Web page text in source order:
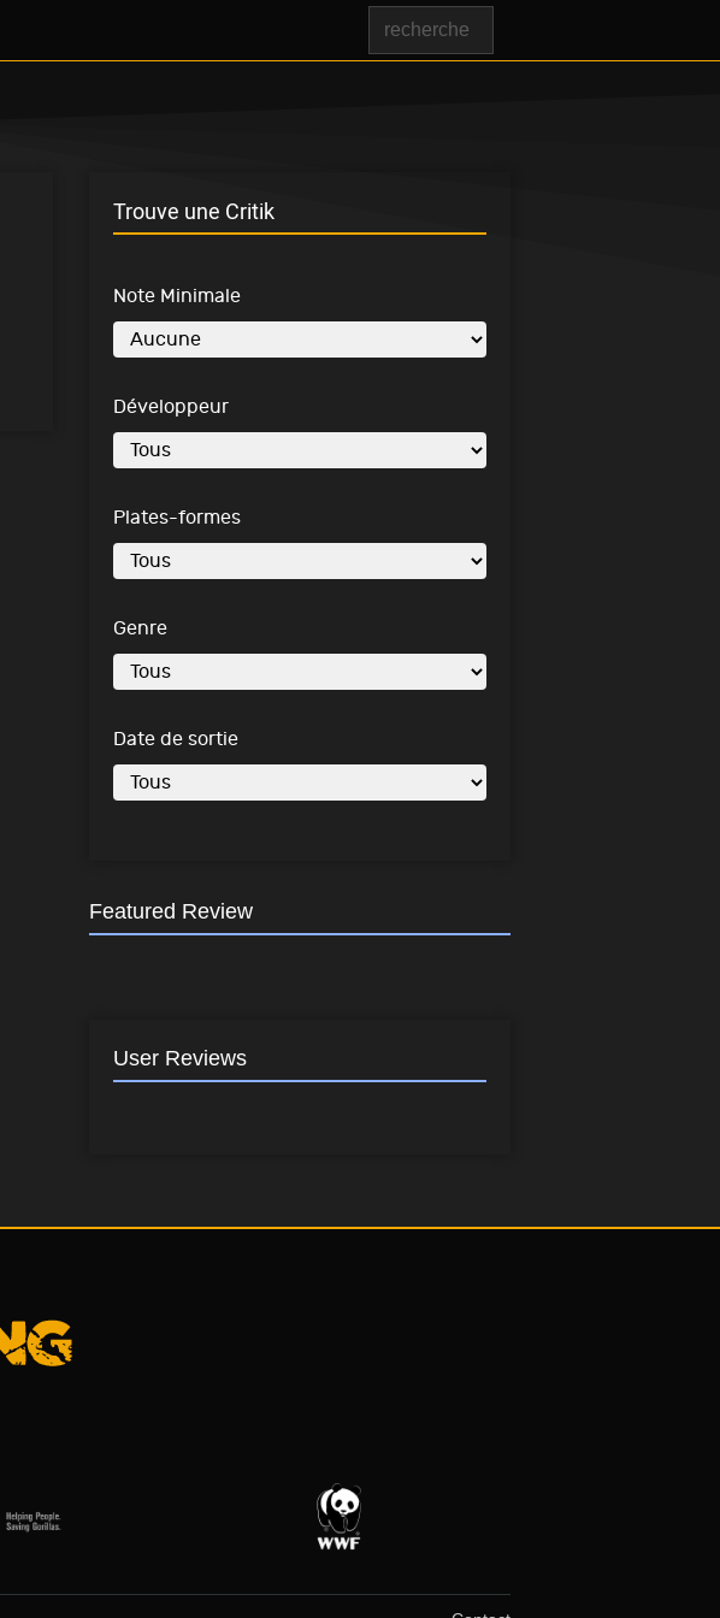
Trouve une Critik
Note Minimale
Développeur
Plates-formes
Genre
Date de sortie
Featured Review
User Reviews